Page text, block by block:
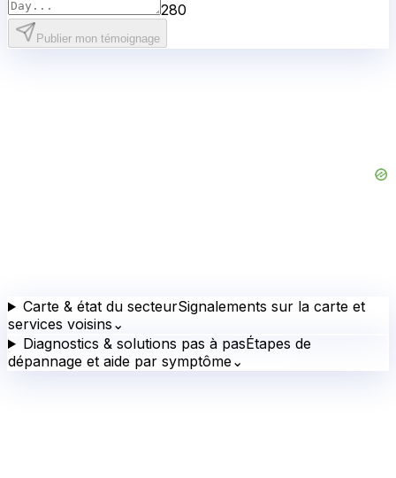
280
Publier mon témoignage
Carte & état du secteurSignalements sur la carte et
services voisins ⌄
Diagnostics & solutions pas à pasÉtapes de
dépannage et aide par symptôme⌄